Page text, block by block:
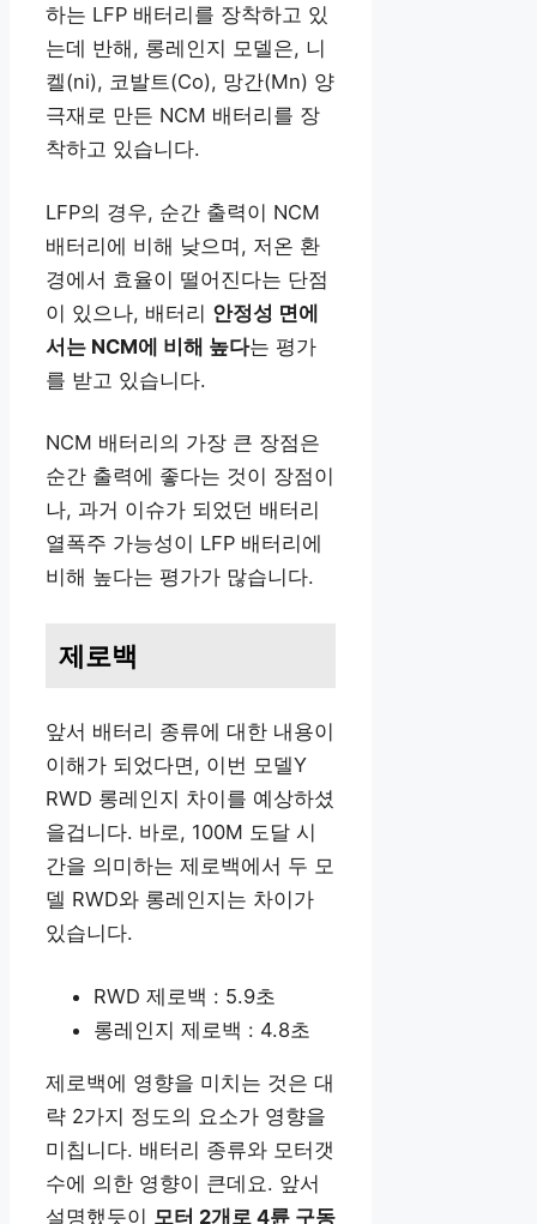
하는 LFP 배터리를 장착하고 있
는데 반해, 롱레인지 모델은, 니
켈(ni), 코발트(Co), 망간(Mn) 양
극재로 만든 NCM 배터리를 장
착하고 있습니다.
LFP의 경우, 순간 출력이 NCM
배터리에 비해 낮으며, 저온 환
경에서 효율이 떨어진다는 단점
이 있으나, 배터리 안정성 면에
서는 NCM에 비해 높다는 평가
를 받고 있습니다.
NCM 배터리의 가장 큰 장점은
순간 출력에 좋다는 것이 장점이
나, 과거 이슈가 되었던 배터리
열폭주 가능성이 LFP 배터리에
비해 높다는 평가가 많습니다.
제로백
앞서 배터리 종류에 대한 내용이
이해가 되었다면, 이번 모델Y
RWD 롱레인지 차이를 예상하셨
을겁니다. 바로, 100M 도달 시
간을 의미하는 제로백에서 두 모
델 RWD와 롱레인지는 차이가
있습니다.
RWD 제로백 : 5.9초
롱레인지 제로백 : 4.8초
제로백에 영향을 미치는 것은 대
략 2가지 정도의 요소가 영향을
미칩니다. 배터리 종류와 모터갯
수에 의한 영향이 큰데요. 앞서
설명했듯이 모터 2개로 4륜 구동